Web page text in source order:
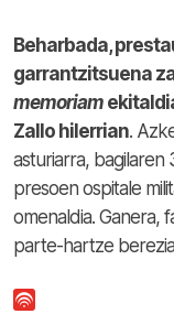
Beharbada,
garrantzitsuena
memoriam
Zallo hilerrian.
asturiarra, bagilaren
presoen ospitale
omenaldia. Ganera,
parte-hartze